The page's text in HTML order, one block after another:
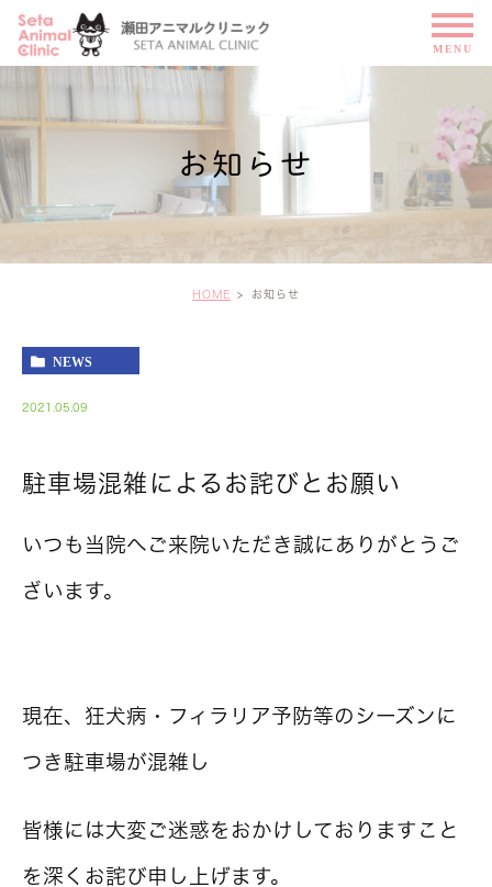
お知らせ
HOME お知らせ
NEWS
2021.05.09
駐車場混雑によるお詫びとお願い
いつも当院へご来院いただき誠にありがとうご
ざいます。
現在、狂犬病・フィラリア予防等のシーズンに
つき駐車場が混雑し
皆様には大変ご迷惑をおかけしておりますこと
を深くお詫び申し上げます。